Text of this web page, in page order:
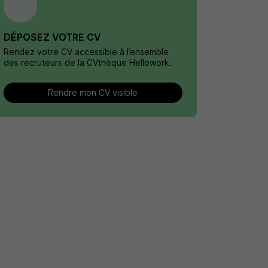
accompagnons dans la réussite de
DÉPOSEZ VOTRE CV
Rendez votre CV accessible à l’ensemble
des recruteurs de la CVthèque Hellowork.
Rendre mon CV visible